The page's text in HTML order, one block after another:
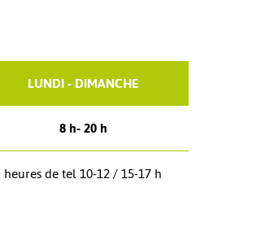
LUNDI - DIMANCHE
8 h- 20 h
heures de tel 10-12 / 15-17 h